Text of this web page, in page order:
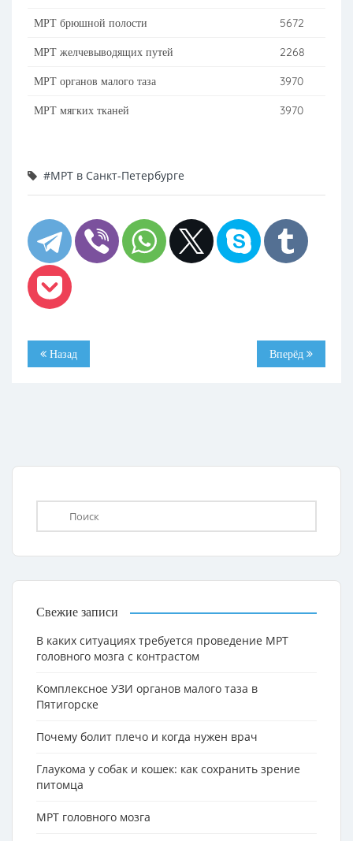
МРТ брюшной полости 5672
МРТ желчевыводящих путей 2268
МРТ органов малого таза 3970
МРТ мягких тканей 3970
#МРТ в Санкт-Петербурге
Назад Вперёд
Свежие записи
В каких ситуациях требуется проведение МРТ
головного мозга с контрастом
Комплексное УЗИ органов малого таза в
Пятигорске
Почему болит плечо и когда нужен врач
Глаукома у собак и кошек: как сохранить зрение
питомца
МРТ головного мозга